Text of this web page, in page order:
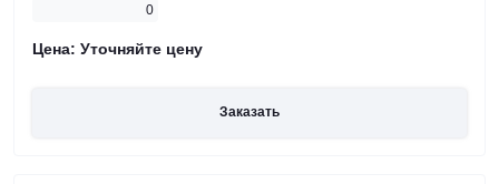
0
Цена: Уточняйте цену
Заказать